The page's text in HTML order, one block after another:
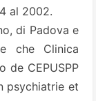
al 2002.
di Padova e
che Clinica
de CEPUSPP
psychiatrie et